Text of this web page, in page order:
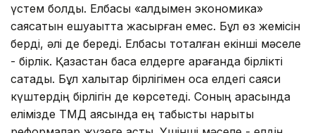
үстем болды. Елбасы «алдымен экономика»
саясатын ешуақытта жасырған емес. Бұл өз жемісін
берді, әлі де береді. Елбасы тоқталған екінші мәселе
- бірлік. Қазақстан басқа елдерге қарағанда бірлікті
сақтады. Бұл халықтар бірлігімен қоса елдегі саяси
күштердің бірлігін де көрсетеді. Соның арқасында
елімізде ТМД аясында ең табысты нарықтық